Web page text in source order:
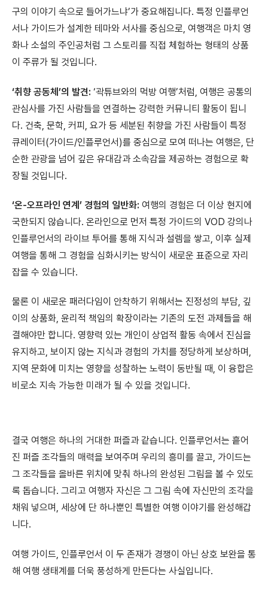
구의 이야기 속으로 들어가느냐’가 중요해집니다. 특정 인플루언
서나 가이드가 설계한 테마와 서사를 중심으로, 여행객은 마치 영
화나 소설의 주인공처럼 그 스토리를 직접 체험하는 형태의 상품
이 주류가 될 것입니다.
‘취향 공동체’의 발견: ‘곽튜브와의 먹방 여행’처럼, 여행은 공통의
관심사를 가진 사람들을 연결하는 강력한 커뮤니티 활동이 됩니
다. 건축, 문학, 커피, 요가 등 세분된 취향을 가진 사람들이 특정
큐레이터(가이드/인플루언서)를 중심으로 모여 떠나는 여행은, 단
순한 관광을 넘어 깊은 유대감과 소속감을 제공하는 경험으로 확
장될 것입니다.
‘온-오프라인 연계’ 경험의 일반화: 여행의 경험은 더 이상 현지에
국한되지 않습니다. 온라인으로 먼저 특정 가이드의 VOD 강의나
인플루언서의 라이브 투어를 통해 지식과 설렘을 쌓고, 이후 실제
여행을 통해 그 경험을 심화시키는 방식이 새로운 표준으로 자리
잡을 수 있습니다.
물론 이 새로운 패러다임이 안착하기 위해서는 진정성의 부담, 깊
이의 상품화, 윤리적 책임의 확장이라는 기존의 도전 과제들을 해
결해야만 합니다. 영향력 있는 개인이 상업적 활동 속에서 진심을
유지하고, 보이지 않는 지식과 경험의 가치를 정당하게 보상하며,
지역 문화에 미치는 영향을 성찰하는 노력이 동반될 때, 이 융합은
비로소 지속 가능한 미래가 될 수 있을 것입니다.
결국 여행은 하나의 거대한 퍼즐과 같습니다. 인플루언서는 흩어
진 퍼즐 조각들의 매력을 보여주며 우리의 흥미를 끌고, 가이드는
그 조각들을 올바른 위치에 맞춰 하나의 완성된 그림을 볼 수 있도
록 돕습니다. 그리고 여행자 자신은 그 그림 속에 자신만의 조각을
채워 넣으며, 세상에 단 하나뿐인 특별한 여행 이야기를 완성해갑
니다.
여행 가이드, 인플루언서 이 두 존재가 경쟁이 아닌 상호 보완을 통
해 여행 생태계를 더욱 풍성하게 만든다는 사실입니다.